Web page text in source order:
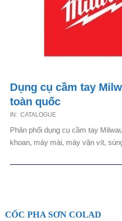
Dụng cụ cầm tay
toàn quốc
2020-
07-
22
IN: CATALOGUE
Phân phối dụng cụ cầm tay
khoan, máy mài, máy vặn vít,
CỐC PHA SƠN COLAD